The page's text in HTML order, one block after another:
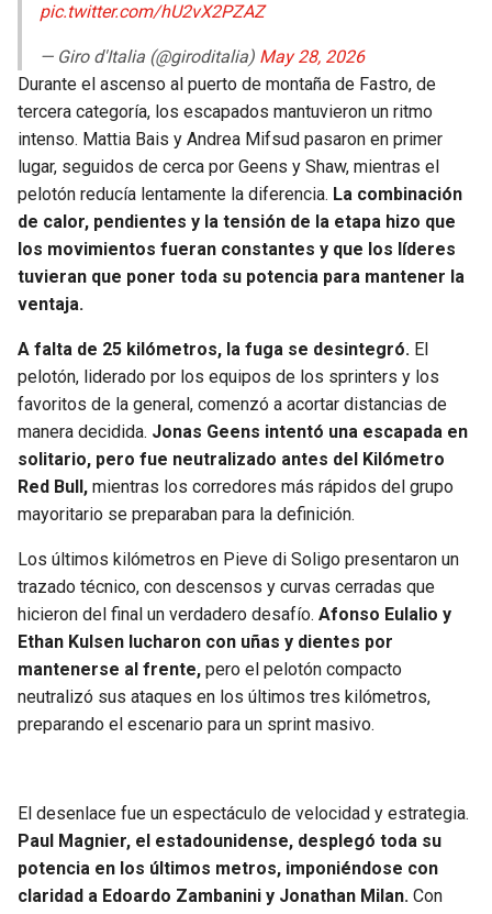
pic.twitter.com/hU2vX2PZAZ
— Giro d'Italia (@giroditalia) May 28, 2026
Durante el ascenso al puerto de montaña de Fastro, de
tercera categoría, los escapados mantuvieron un ritmo
intenso. Mattia Bais y Andrea Mifsud pasaron en primer
lugar, seguidos de cerca por Geens y Shaw, mientras el
pelotón reducía lentamente la diferencia. La combinación
de calor, pendientes y la tensión de la etapa hizo que
los movimientos fueran constantes y que los líderes
tuvieran que poner toda su potencia para mantener la
ventaja.
A falta de 25 kilómetros, la fuga se desintegró. El
pelotón, liderado por los equipos de los sprinters y los
favoritos de la general, comenzó a acortar distancias de
manera decidida. Jonas Geens intentó una escapada en
solitario, pero fue neutralizado antes del Kilómetro
Red Bull, mientras los corredores más rápidos del grupo
mayoritario se preparaban para la definición.
Los últimos kilómetros en Pieve di Soligo presentaron un
trazado técnico, con descensos y curvas cerradas que
hicieron del final un verdadero desafío. Afonso Eulalio y
Ethan Kulsen lucharon con uñas y dientes por
mantenerse al frente, pero el pelotón compacto
neutralizó sus ataques en los últimos tres kilómetros,
preparando el escenario para un sprint masivo.
El desenlace fue un espectáculo de velocidad y estrategia.
Paul Magnier, el estadounidense, desplegó toda su
potencia en los últimos metros, imponiéndose con
claridad a Edoardo Zambanini y Jonathan Milan. Con